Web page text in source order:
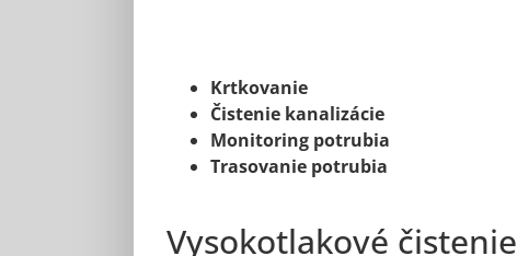
Krtkovanie
Čistenie kanalizácie
Monitoring potrubia
Trasovanie potrubia
Vysokotlakové čistenie